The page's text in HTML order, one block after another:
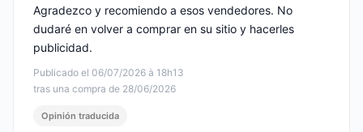
Publicado el 06/07/2026 à 18h13
tras una compra de 28/06/2026
Agradezco y recomiendo a esos vendedores. No
dudaré en volver a comprar en su sitio y hacerles
publicidad.
Opinión traducida